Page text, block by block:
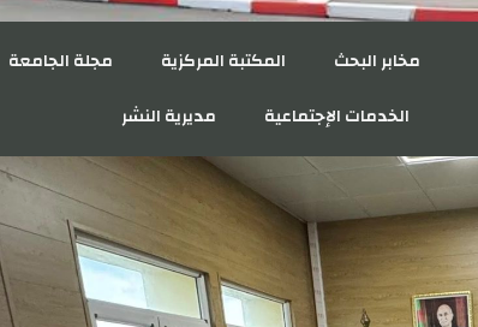
مخابر البحث المكتبة المركزية مجلة الجامعة
الخدمات الإجتماعية
مديرية النشر